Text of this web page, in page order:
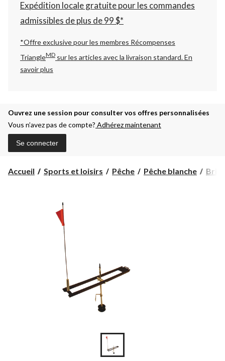
Expédition locale gratuite pour les commandes
admissibles de plus de 99 $*
*Offre exclusive pour les membres Récompenses
TriangleMD sur les articles avec la livraison standard.En
savoir plus
Ouvrez une session pour consulter vos offres personnalisées
Vous n’avez pas de compte? Adhérez maintenant
Se connecter
Accueil Sports et loisirs Pêche Pêche blanche